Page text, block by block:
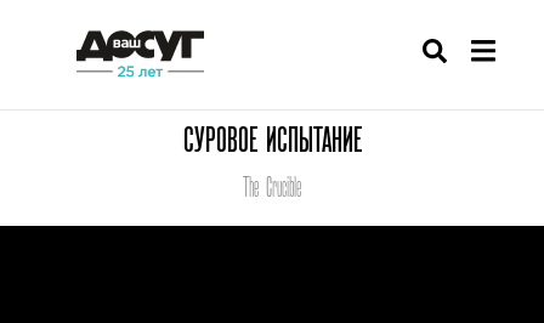
СУРОВОЕ ИСПЫТАНИЕ
The Crucible